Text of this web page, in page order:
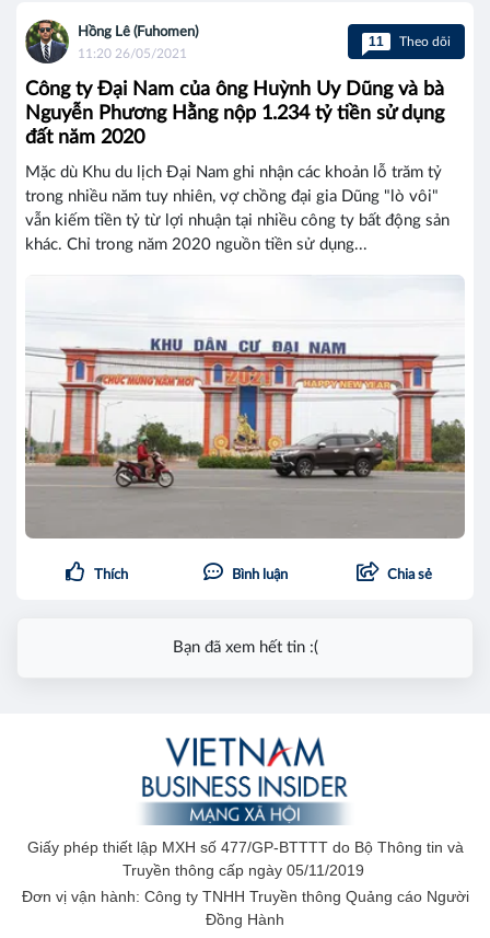
Hồng Lê (Fuhomen)
11:20 26/05/2021
11 Theo dõi
Công ty Đại Nam của ông Huỳnh Uy Dũng và bà
Nguyễn Phương Hằng nộp 1.234 tỷ tiền sử dụng
đất năm 2020
Mặc dù Khu du lịch Đại Nam ghi nhận các khoản lỗ trăm tỷ
trong nhiều năm tuy nhiên, vợ chồng đại gia Dũng "lò vôi"
vẫn kiếm tiền tỷ từ lợi nhuận tại nhiều công ty bất động sản
khác. Chỉ trong năm 2020 nguồn tiền sử dụng...
Thích Bình luận Chia sẻ
Bạn đã xem hết tin :(
Giấy phép thiết lập MXH số 477/GP-BTTTT do Bộ Thông tin và
Truyền thông cấp ngày 05/11/2019
Đơn vị vận hành: Công ty TNHH Truyền thông Quảng cáo Người
Đồng Hành